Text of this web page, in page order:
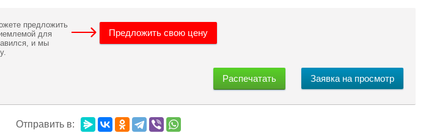
предложить
для
и мы
Предложить свою цену
Заявка на просмотр
Распечатать
Отправить в: